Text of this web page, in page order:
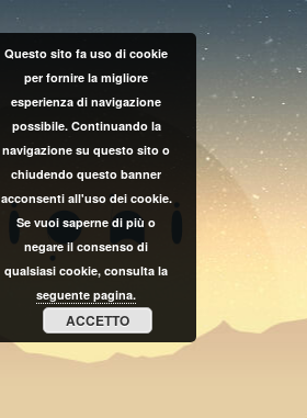
Questo sito fa uso di cookie
per fornire la migliore
esperienza di navigazione
possibile. Continuando la
navigazione su questo sito o
chiudendo questo banner
acconsenti all'uso dei cookie.
Se vuoi saperne di più o
negare il consenso di
qualsiasi cookie, consulta la
seguente pagina.
ACCETTO